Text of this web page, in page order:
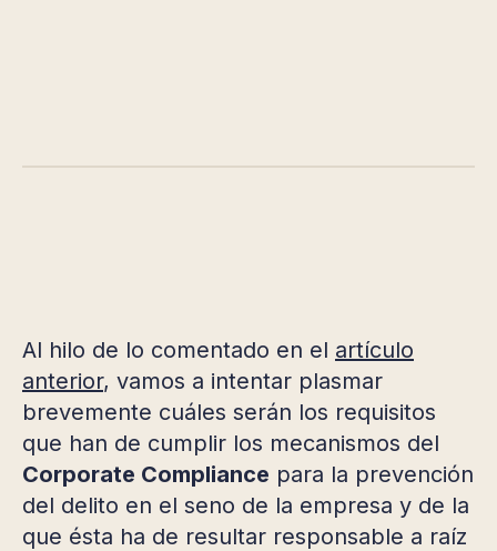
Al hilo de lo comentado en el artículo
anterior, vamos a intentar plasmar
brevemente cuáles serán los requisitos
que han de cumplir los mecanismos del
Corporate Compliance para la prevención
del delito en el seno de la empresa y de la
que ésta ha de resultar responsable a raíz